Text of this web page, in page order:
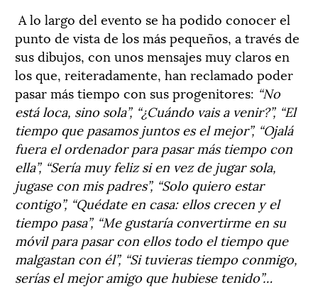
A lo largo del evento se ha podido conocer el
punto de vista de los más pequeños, a través de
sus dibujos, con unos mensajes muy claros en
los que, reiteradamente, han reclamado poder
pasar más tiempo con sus progenitores: “No
está loca, sino sola”, “¿Cuándo vais a venir?”, “El
tiempo que pasamos juntos es el mejor”, “Ojalá
fuera el ordenador para pasar más tiempo con
ella”, “Sería muy feliz si en vez de jugar sola,
jugase con mis padres”, “Solo quiero estar
contigo”, “Quédate en casa: ellos crecen y el
tiempo pasa”, “Me gustaría convertirme en su
móvil para pasar con ellos todo el tiempo que
malgastan con él”, “Si tuvieras tiempo conmigo,
serías el mejor amigo que hubiese tenido”…